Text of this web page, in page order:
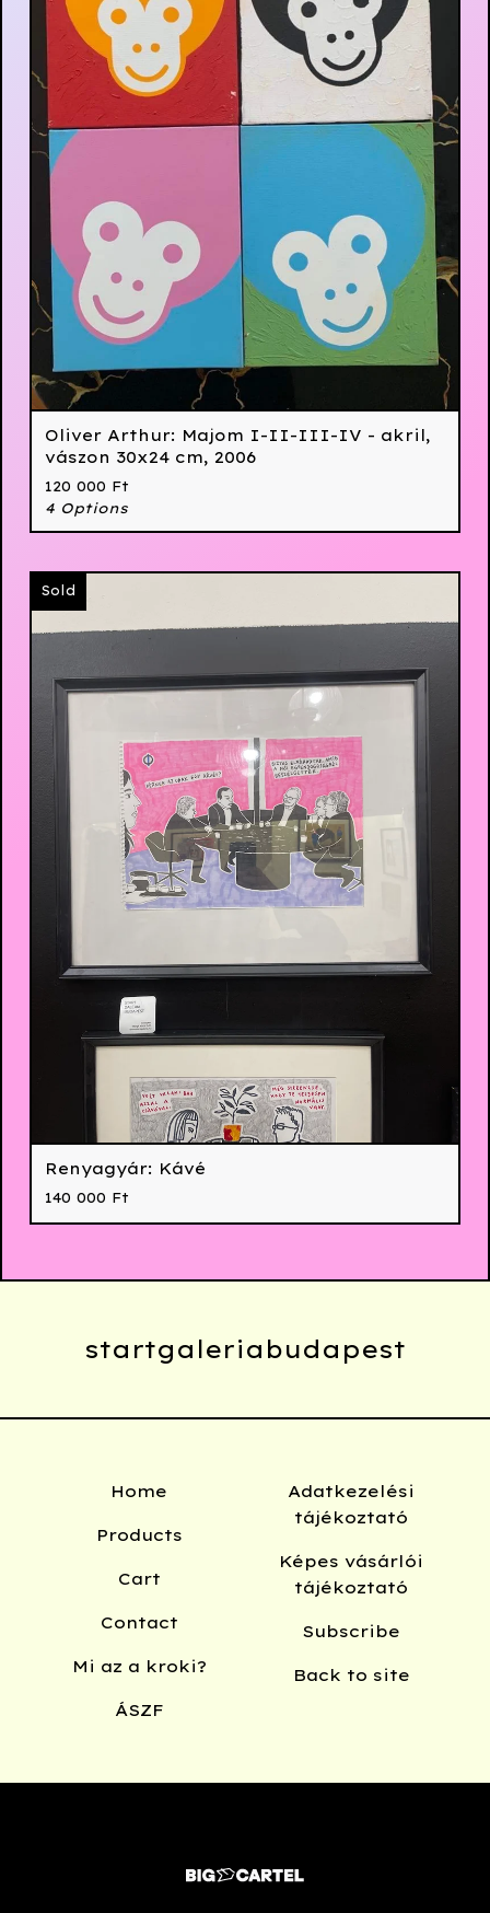
Oliver Arthur: Majom I-II-III-IV - akril,
vászon 30x24 cm, 2006
120 000 Ft
4 Options
Sold
Renyagyár: Kávé
140 000 Ft
startgaleriabudapest
Home
Products
Cart
Contact
Mi az a kroki?
ÁSZF
Adatkezelési
tájékoztató
Képes vásárlói
tájékoztató
Subscribe
Back to site